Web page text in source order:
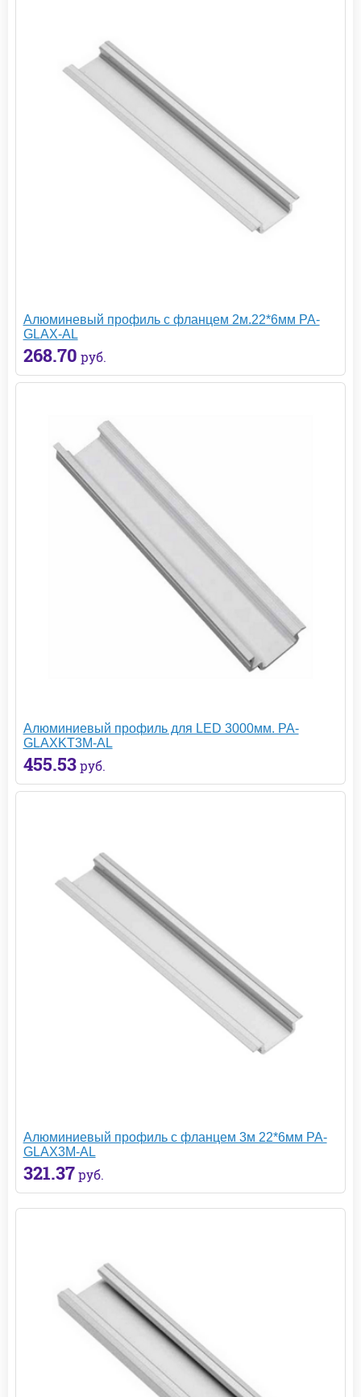
Алюминевый профиль с фланцем 2м.22*6мм PA-
GLAX-AL
268.70 руб.
Алюминиевый профиль для LED 3000мм. PA-
GLAXKT3M-AL
455.53 руб.
Алюминиевый профиль с фланцем 3м 22*6мм PA-
GLAX3M-AL
321.37 руб.